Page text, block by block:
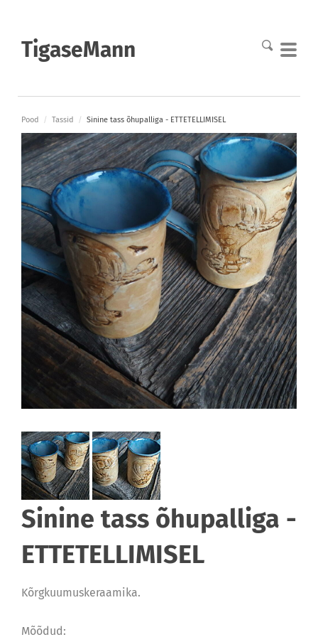
TigaseMann
Pood / Tassid / Sinine tass õhupalliga - ETTETELLIMISEL
Sinine tass õhupalliga -
ETTETELLIMISEL
Kõrgkuumuskeraamika.
Mõõdud: